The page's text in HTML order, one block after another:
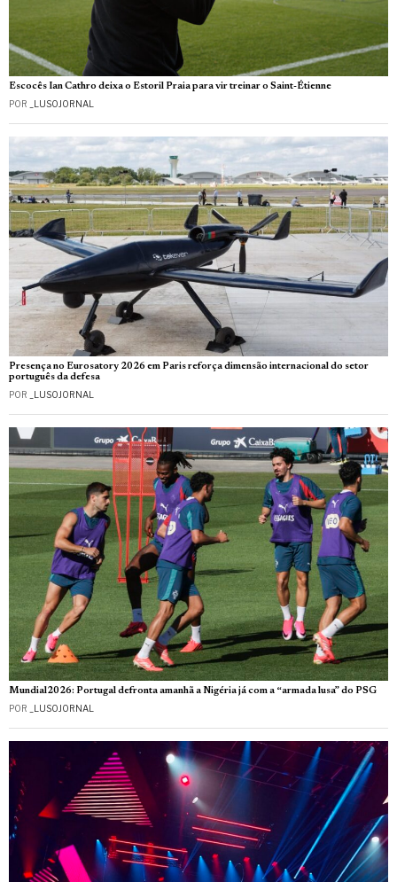
Escocês Ian Cathro deixa o Estoril Praia para vir treinar o Saint-Étienne
POR _LUSOJORNAL
Presença no Eurosatory 2026 em Paris reforça dimensão internacional do setor
português da defesa
POR _LUSOJORNAL
Mundial2026: Portugal defronta amanhã a Nigéria já com a “armada lusa” do PSG
POR _LUSOJORNAL